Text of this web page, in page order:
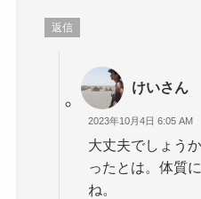
返信
けいさん
2023年10月4日 6:05 AM
大丈夫でしょう
ったとは。体質
ね。